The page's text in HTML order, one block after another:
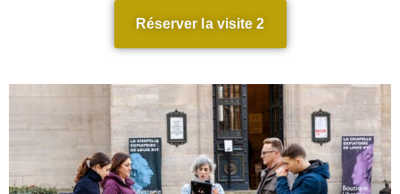
Réserver la visite 2